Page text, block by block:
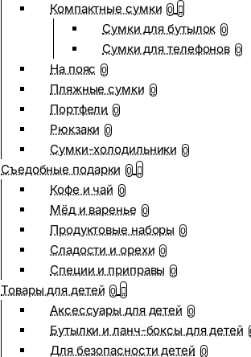
Компактные сумки 0
Сумки для бутылок 0
Сумки для телефонов 0
На пояс 0
Пляжные сумки 0
Портфели 0
Рюкзаки 0
Сумки-холодильники 0
Съедобные подарки 0
Кофе и чай 0
Мёд и варенье 0
Продуктовые наборы 0
Сладости и орехи 0
Специи и приправы 0
Товары для детей 0
Аксессуары для детей 0
Бутылки и ланч-боксы для детей
Для безопасности детей 0